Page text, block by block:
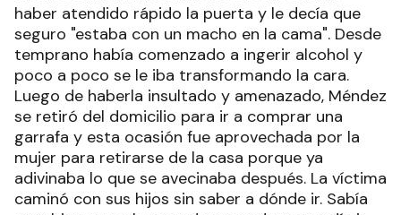
haber atendido rápido la puerta y le decía que
seguro "estaba con un macho en la cama". Desde
temprano había comenzado a ingerir alcohol y
poco a poco se le iba transformando la cara.
Luego de haberla insultado y amenazado, Méndez
se retiró del domicilio para ir a comprar una
garrafa y esta ocasión fue aprovechada por la
mujer para retirarse de la casa porque ya
adivinaba lo que se avecinaba después. La víctima
caminó con sus hijos sin saber a dónde ir. Sabía